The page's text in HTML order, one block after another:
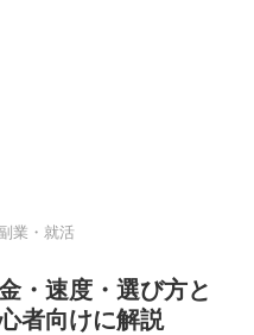
業・就活
・速度・選び方と
者向けに解説